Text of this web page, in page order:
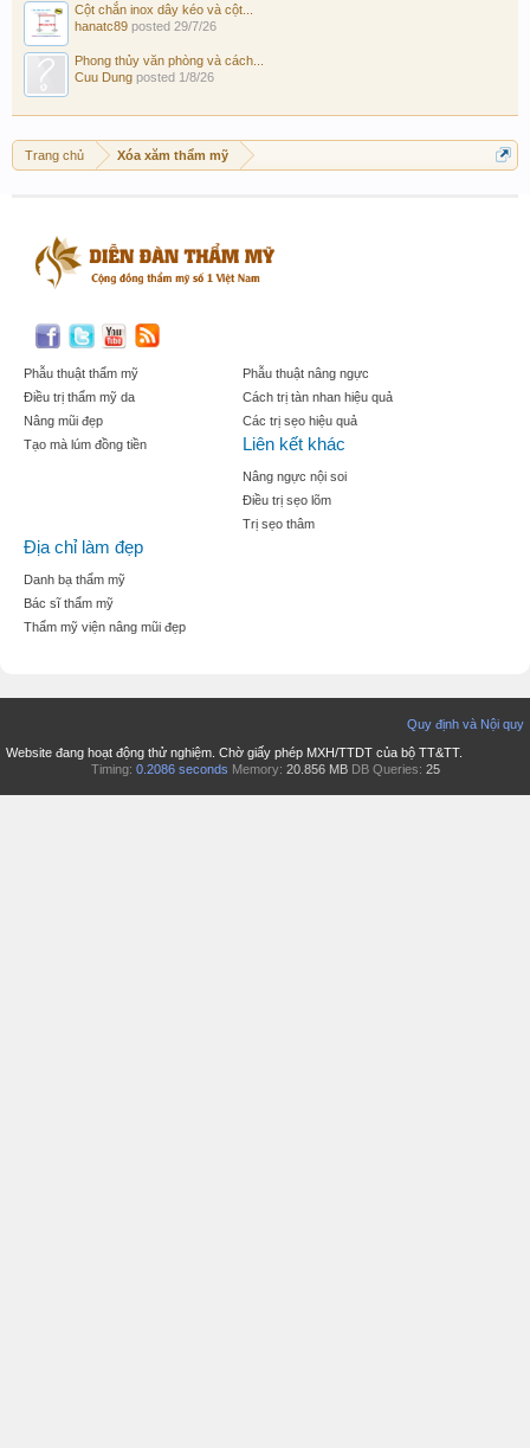
Cột chắn inox dây kéo và cột...
hanatc89 posted 29/7/26
Phong thủy văn phòng và cách...
Cuu Dung posted 1/8/26
Trang chủ Xóa xăm thẩm mỹ
Phẫu thuật thẩm mỹ
Điều trị thẩm mỹ da
Nâng mũi đẹp
Tạo mà lúm đồng tiền
Phẫu thuật nâng ngực
Cách trị tàn nhan hiệu quả
Các trị sẹo hiệu quả
Liên kết khác
Nâng ngực nội soi
Điều trị sẹo lõm
Trị sẹo thâm
Địa chỉ làm đẹp
Danh bạ thẩm mỹ
Bác sĩ thẩm mỹ
Thẩm mỹ viện nâng mũi đẹp
Quy định và Nội quy
Website đang hoạt động thử nghiệm. Chờ giấy phép MXH/TTDT của bộ TT&TT.
Timing: 0.2086 seconds Memory: 20.856 MB DB Queries: 25